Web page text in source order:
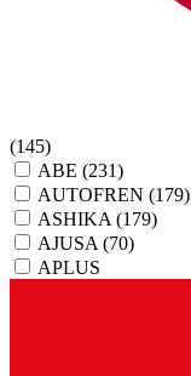
(145)
ABE (231)
AUTOFREN (179)
ASHIKA (179)
AJUSA (70)
APLUS